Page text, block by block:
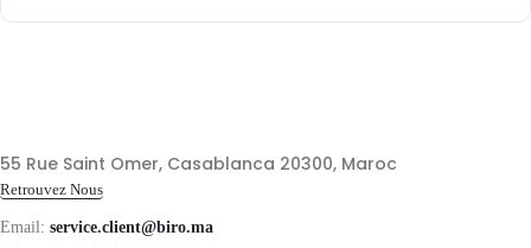
55 Rue Saint Omer, Casablanca 20300, Maroc
Retrouvez Nous
Email: service.client@biro.ma